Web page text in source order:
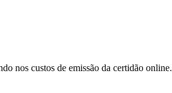
nos custos de emissão da certidão online.